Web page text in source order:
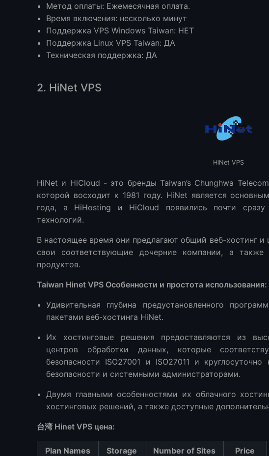
Метод оплаты: Ежемесячная оплата.
Время включения: несколько минут
Поддержка VPS Windows Taiwan: НЕТ
Поддержка Linux VPS Taiwan: ДА
Техническая поддержка: ДА
2. HiNet VPS
HiNet VPS
HiNet и HiCloud - это бренды Taiwan’s Chunghwa
которой восходит к 1981 году. HiNet является
года, а HiHosting и HiCloud появились почти сразу
технологий.
В настоящее время они предлагают общий веб-хостинг и
свои соответствующие дочерние компании, а также
продуктов.
Taiwan Hinet VPS Особенности и простота использования:
Удивительная глубина предустановленного
пакетами веб-хостинга HiNet.
Их хостинговые решения предоставляются из
центров обработки данных, которые
безопасности ISO27001 и ISO27011 и
безопасности и системными администраторами.
Двумя главными особенностями их облачного
хостинговых решений, а также доступные
台湾 Hinet VPS цена:
Plan Names Storage Number of Sites
Price